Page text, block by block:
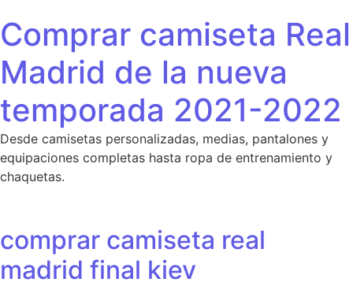
Comprar camiseta Real
Madrid de la nueva
temporada 2021-2022
Desde camisetas personalizadas, medias, pantalones y
equipaciones completas hasta ropa de entrenamiento y
chaquetas.
comprar camiseta real
madrid final kiev